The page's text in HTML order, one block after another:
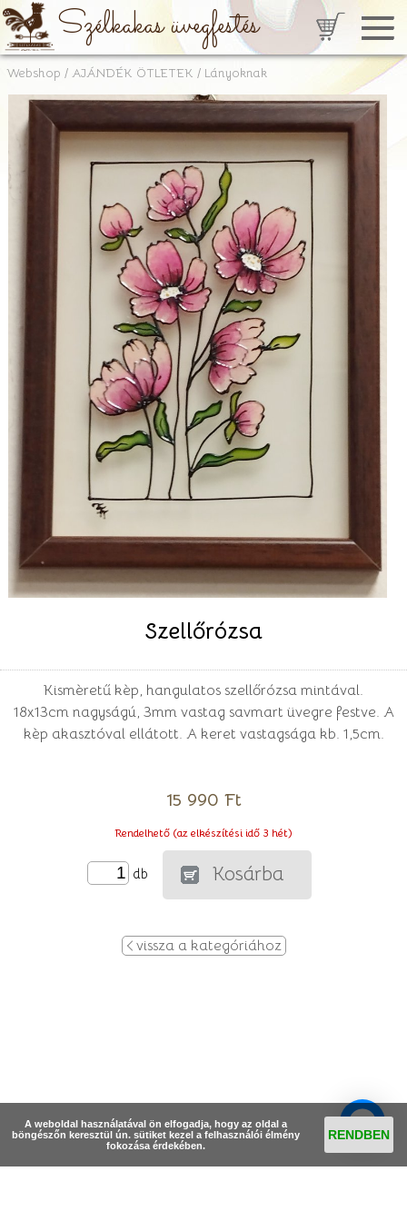
Szélkakas üvegfestés
Webshop / AJÁNDÉK ÖTLETEK / Lányoknak
Szellőrózsa
Kismèretű kèp, hangulatos szellőrózsa mintával.
18x13cm nagyságú, 3mm vastag savmart üvegre festve. A
kèp akasztóval ellátott. A keret vastagsága kb. 1,5cm.
15 990 Ft
Rendelhető (az elkészítési idő 3 hét)
db Kosárba
vissza a kategóriához
A weboldal használatával ön elfogadja, hogy az oldal a
böngészőn keresztül ún. sütiket kezel a felhasználói élmény
fokozása érdekében.
RENDBEN